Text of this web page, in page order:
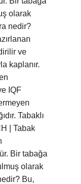
olarak
nedir?
ve
kaplanır.
IQF
Tabaklı
| Tabak
Bir tabağa
olarak
Bu,